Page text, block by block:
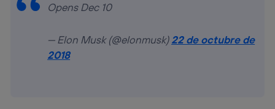
Opens Dec 10
— Elon Musk (@elonmusk)22 de octubre de
2018